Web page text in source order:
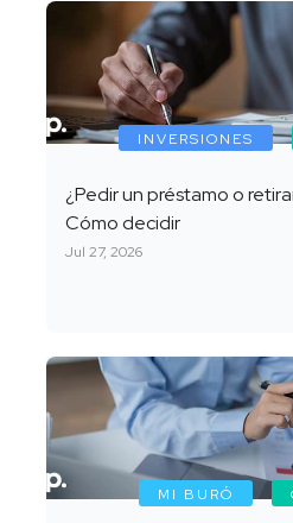
INVERSIONES
¿Pedir un préstamo o
Cómo decidir
Jul 27, 2026
MI BURÓ